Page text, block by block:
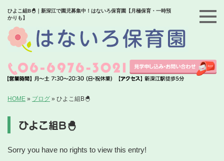
ひよこ組B🐣｜新深江で園児募集中！はないろ保育園【月極保育・一時預
かりも】
HOME » ブログ » ひよこ組B🐣
ひよこ組B🐣
Sorry you have no rights to view this entry!